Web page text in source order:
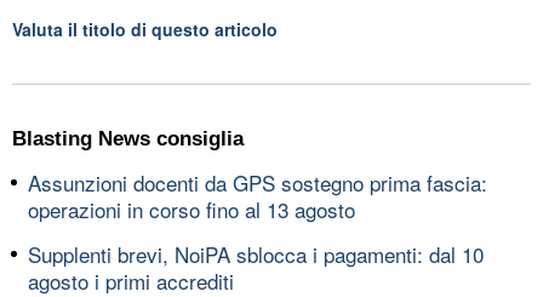
Valuta il titolo di questo articolo
Blasting News consiglia
Assunzioni docenti da GPS sostegno prima fascia:
operazioni in corso fino al 13 agosto
Supplenti brevi, NoiPA sblocca i pagamenti: dal 10
agosto i primi accrediti